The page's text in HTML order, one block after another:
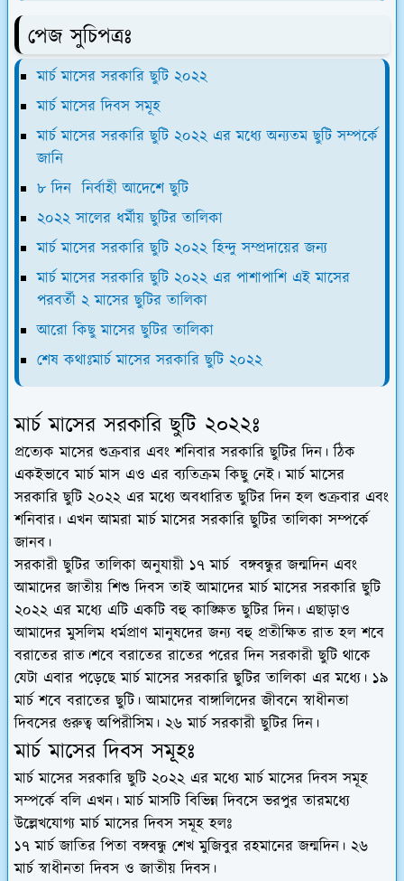
পেজ সুচিপত্রঃ
মার্চ মাসের সরকারি ছুটি ২০২২
মার্চ মাসের দিবস সমূহ
মার্চ মাসের সরকারি ছুটি ২০২২ এর মধ্যে অন্যতম ছুটি সম্পর্কে
জানি
৮ দিন নির্বাহী আদেশে ছুটি
২০২২ সালের ধর্মীয় ছুটির তালিকা
মার্চ মাসের সরকারি ছুটি ২০২২ হিন্দু সম্প্রদায়ের জন্য
মার্চ মাসের সরকারি ছুটি ২০২২ এর পাশাপাশি এই মাসের
পরবর্তী ২ মাসের ছুটির তালিকা
আরো কিছু মাসের ছুটির তালিকা
শেষ কথাঃমার্চ মাসের সরকারি ছুটি ২০২২
মার্চ মাসের সরকারি ছুটি ২০২২ঃ
প্রত্যেক মাসের শুক্রবার এবং শনিবার সরকারি ছুটির দিন। ঠিক
একইভাবে মার্চ মাস এও এর ব্যতিক্রম কিছু নেই। মার্চ মাসের
সরকারি ছুটি ২০২২ এর মধ্যে অবধারিত ছুটির দিন হল শুক্রবার এবং
শনিবার। এখন আমরা মার্চ মাসের সরকারি ছুটির তালিকা সম্পর্কে
জানব।
সরকারী ছুটির তালিকা অনুযায়ী ১৭ মার্চ বঙ্গবন্ধুর জন্মদিন এবং
আমাদের জাতীয় শিশু দিবস তাই আমাদের মার্চ মাসের সরকারি ছুটি
২০২২ এর মধ্যে এটি একটি বহু কাঙ্ক্ষিত ছুটির দিন। এছাড়াও
আমাদের মুসলিম ধর্মপ্রাণ মানুষদের জন্য বহু প্রতীক্ষিত রাত হল শবে
বরাতের রাত।শবে বরাতের রাতের পরের দিন সরকারী ছুটি থাকে
যেটা এবার পড়েছে মার্চ মাসের সরকারি ছুটির তালিকা এর মধ্যে। ১৯
মার্চ শবে বরাতের ছুটি। আমাদের বাঙ্গালিদের জীবনে স্বাধীনতা
দিবসের গুরুত্ব অপিরীসিম। ২৬ মার্চ সরকারী ছুটির দিন।
মার্চ মাসের দিবস সমূহঃ
মার্চ মাসের সরকারি ছুটি ২০২২ এর মধ্যে মার্চ মাসের দিবস সমূহ
সম্পর্কে বলি এখন। মার্চ মাসটি বিভিন্ন দিবসে ভরপুর তারমধ্যে
উল্লেখযোগ্য মার্চ মাসের দিবস সমূহ হলঃ
১৭ মার্চ জাতির পিতা বঙ্গবন্ধু শেখ মুজিবুর রহমানের জন্মদিন। ২৬
মার্চ স্বাধীনতা দিবস ও জাতীয় দিবস।